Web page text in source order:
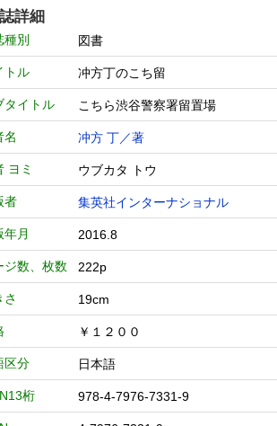
詳細
種別 図書
トル 冲方丁のこち留
タイトル こちら渋谷警察署留置場
名 冲方 丁／著
ヨミ ウブカタ トウ
者 集英社インターナショナル
年月 2016.8
ジ数、枚数 222p
さ 19cm
￥１２００
区分 日本語
桁 978-4-7976-7331-9